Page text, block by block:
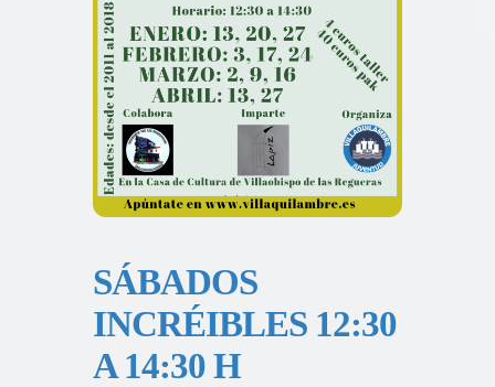
SÁBADOS
INCRÉIBLES 12:30
A 14:30 H